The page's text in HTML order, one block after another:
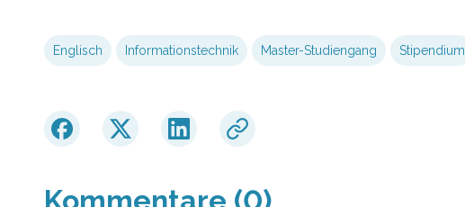
Englisch Informationstechnik Master-Studiengang Stipendium